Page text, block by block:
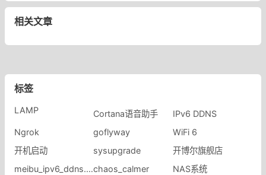
相关文章
标签
LAMP Cortana语音助手
IPv6 DDNS
Ngrok
goflyway
WiFi 6
开机启动
sysupgrade
开博尔旗舰店
meibu_ipv6_ddns.shchaos_calmer
NAS系统